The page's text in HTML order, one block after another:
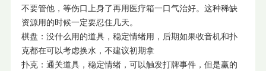
不要管他，等伤口上身了再用医疗箱一口气治好。这种稀缺
资源用的时候一定要忍住几天。
棋盘：没什么用的道具，稳定情绪用，后期如果收音机和扑
克都在可以考虑换水，不建议初期拿
扑克：通关道具，稳定情绪，可以触发打牌事件，但是赢的